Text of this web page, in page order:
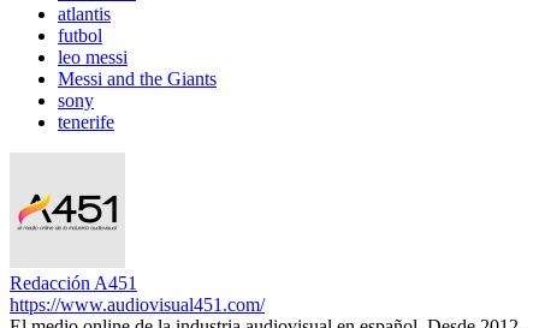
atlantis
futbol
leo messi
Messi and the Giants
sony
tenerife
Redacción A451
https://www.audiovisual451.com/